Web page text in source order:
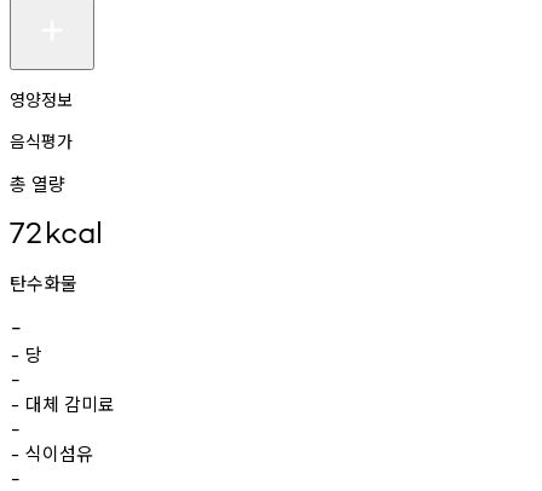
영양정보
음식평가
총 열량
72kcal
탄수화물
-
- 당
-
- 대체 감미료
-
- 식이섬유
-